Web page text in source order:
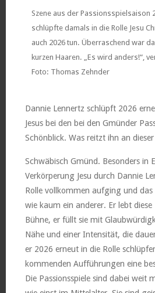
Szene aus der Passionsspielsaison
schlüpfte damals in die Rolle Jesu
auch 2026 tun. Überraschend war
kurzen Haaren. „Es wird anders!“,
Foto: Thomas Zehnder
Dannie Lennertz schlüpft 2026
Jesus bei den bei den Gmünder
Schönblick. Was reitzt ihn an dieser
Schwäbisch Gmünd. Besonders in
Verkörperung Jesu durch Dannie
Rolle vollkommen aufging und
wie kaum ein anderer. Er lebt
Bühne, er füllt sie mit
Nähe und einer Intensität, die
er 2026 erneut in die Rolle
kommenden Aufführungen eine
Die Passionsspiele sind dabei weit